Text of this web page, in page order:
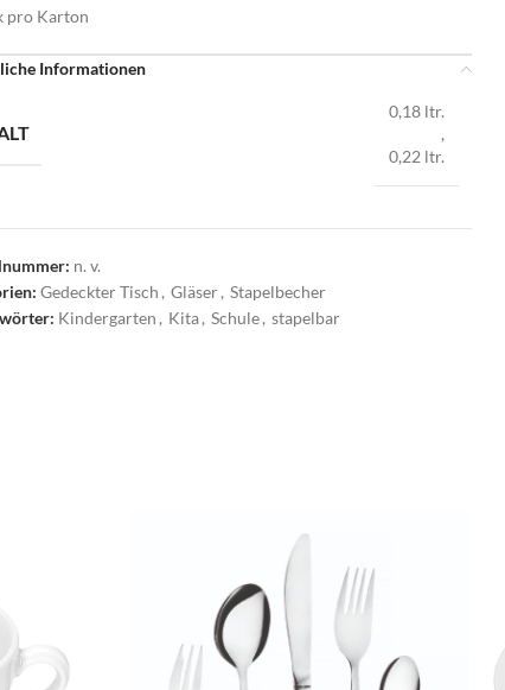
pro Karton
Informationen
0,18 ltr.
,
0,22 ltr.
n. v.
Gedeckter Tisch , Gläser, Stapelbecher
Kindergarten , Kita, Schule, stapelbar